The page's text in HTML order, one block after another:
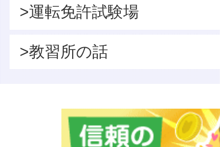
>運転免許試験場
>教習所の話